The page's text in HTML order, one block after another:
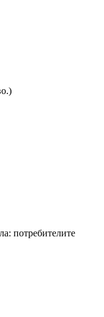
потребителите